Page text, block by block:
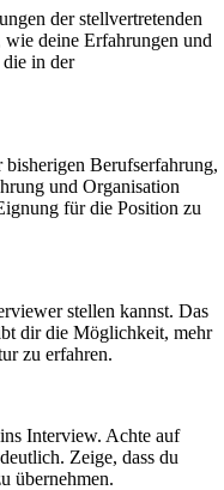
der stellvertretenden
deine Erfahrungen und
in der
Berufserfahrung,
und Organisation
für die Position zu
stellen kannst. Das
dir die Möglichkeit, mehr
zu erfahren.
Interview. Achte auf
Zeige, dass du
übernehmen.